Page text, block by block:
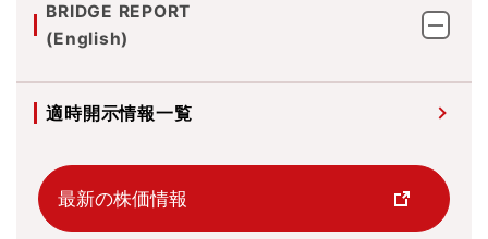
BRIDGE REPORT
(English)
適時開示情報一覧
最新の株価情報